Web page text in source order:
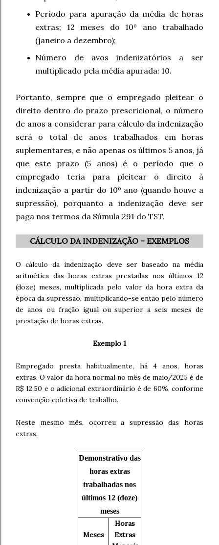
Período para apuração da média de horas
extras; 12 meses do 10º ano trabalhado
(janeiro a dezembro);
Número de avos indenizatórios a ser
multiplicado pela média apurada: 10.
Portanto, sempre que o empregado pleitear o
direito dentro do prazo prescricional, o número
de anos a considerar para cálculo da indenização
será o total de anos trabalhados em horas
suplementares, e não apenas os últimos 5 anos, já
que este prazo (5 anos) é o período que o
empregado teria para pleitear o direito à
indenização a partir do 10º ano (quando houve a
supressão), porquanto a indenização deve ser
paga nos termos da Súmula 291 do TST.
CÁLCULO DA INDENIZAÇÃO – EXEMPLOS
O cálculo da indenização deve ser baseado na média
aritmética das horas extras prestadas nos últimos 12
(doze) meses, multiplicada pelo valor da hora extra da
época da supressão, multiplicando-se então pelo número
de anos ou fração igual ou superior a seis meses de
prestação de horas extras.
Exemplo 1
Empregado presta habitualmente, há 4 anos, horas
extras. O valor da hora normal no mês de maio/2025 é de
R$ 12,50 e o adicional extraordinário é de 60%, conforme
convenção coletiva de trabalho.
Neste mesmo mês, ocorreu a supressão das horas
extras.
Demonstrativo das
horas extras
trabalhadas nos
últimos 12 (doze)
meses
Meses
Horas
Extras